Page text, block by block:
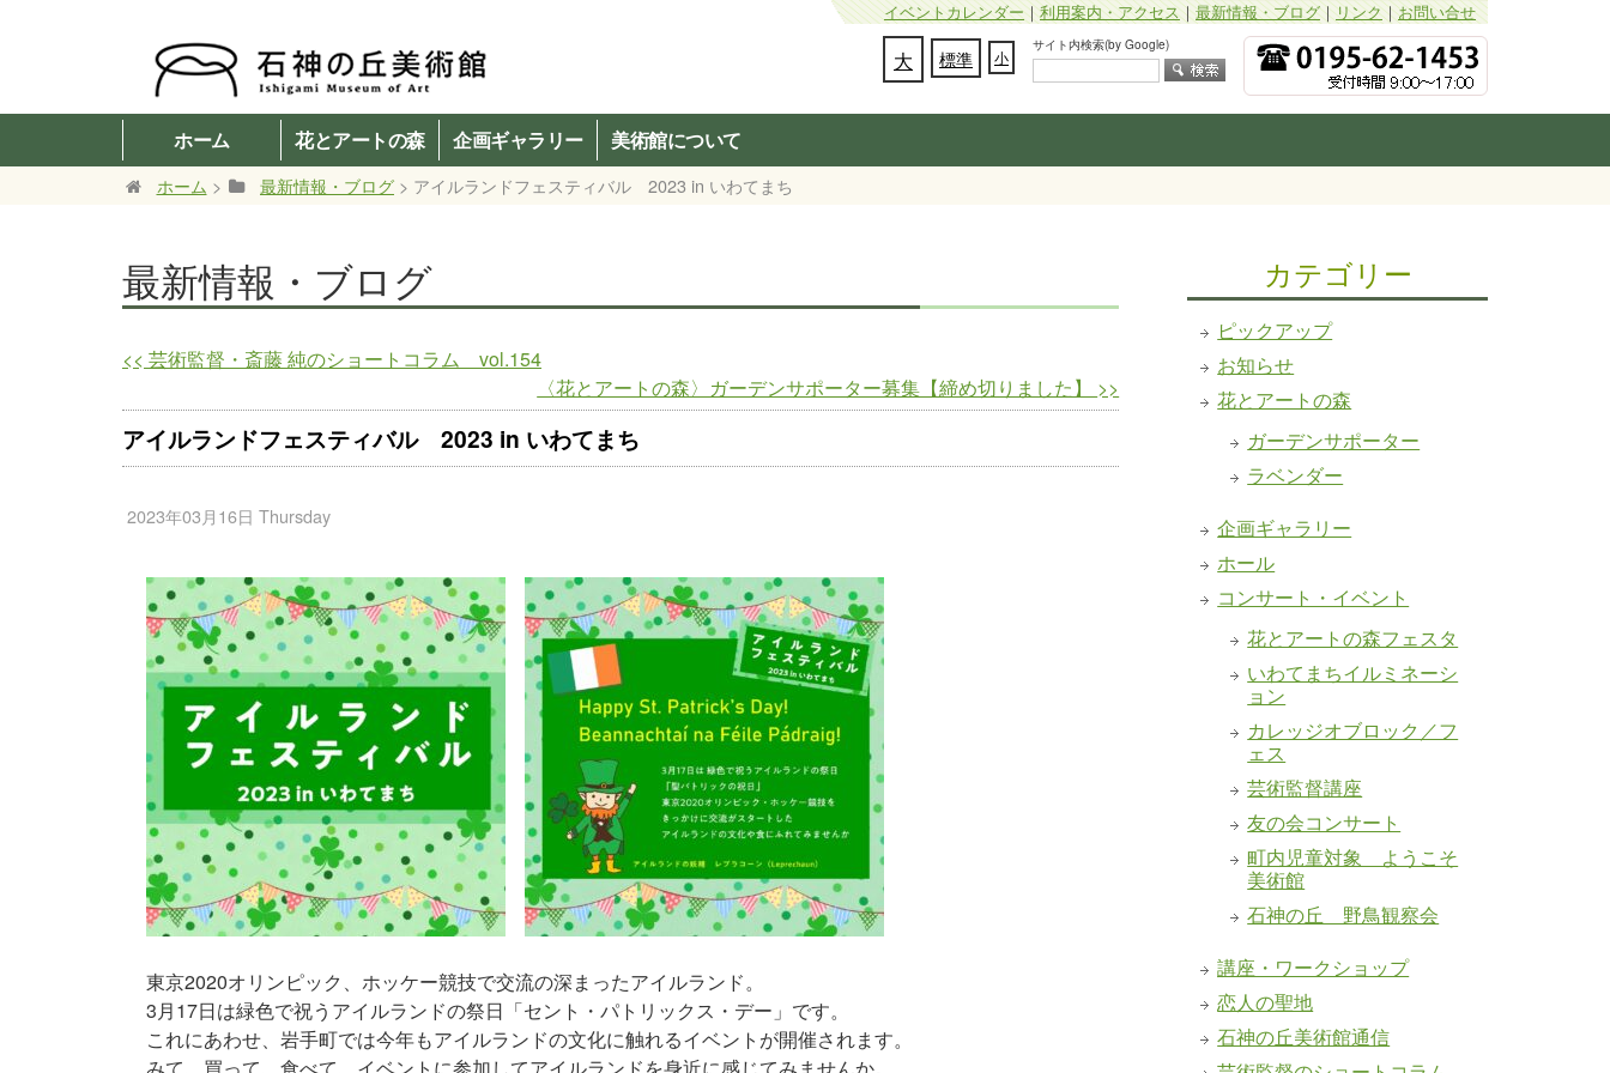
イベントカレンダー｜利用案内・アクセス｜最新情報・ブログ｜リンク｜お問い合せ
サイト内検索(by Google)
大 標準 小
ホーム 花とアートの森 企画ギャラリー 美術館について
ホーム > 最新情報・ブログ > アイルランドフェスティバル 2023 in いわてまち
最新情報・ブログ
<< 芸術監督・斎藤 純のショートコラム vol.154
〈花とアートの森〉ガーデンサポーター募集【締め切りました】 >>
アイルランドフェスティバル 2023 in いわてまち
2023年03月16日 Thursday
東京2020オリンピック、ホッケー競技で交流の深まったアイルランド。
3月17日は緑色で祝うアイルランドの祭日「セント・パトリックス・デー」です。
これにあわせ、岩手町では今年もアイルランドの文化に触れるイベントが開催されます。
カテゴリー
ピックアップ
お知らせ
花とアートの森
ガーデンサポーター
ラベンダー
企画ギャラリー
ホール
コンサート・イベント
花とアートの森フェスタ
いわてまちイルミネーシ
ョン
カレッジオブロック／フ
ェス
芸術監督講座
友の会コンサート
町内児童対象 ようこそ
美術館
石神の丘 野鳥観察会
講座・ワークショップ
恋人の聖地
石神の丘美術館通信